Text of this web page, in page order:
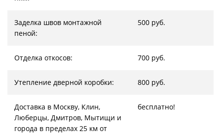
Заделка швов монтажной
пеной:
500 руб.
Отделка откосов: 700 руб.
Утепление дверной коробки: 800 руб.
Доставка в Москву, Клин,
Люберцы, Дмитров, Мытищи и
города в пределах 25 км от
бесплатно!